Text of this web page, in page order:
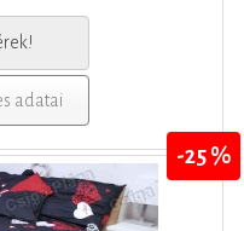
adatai
-25 %